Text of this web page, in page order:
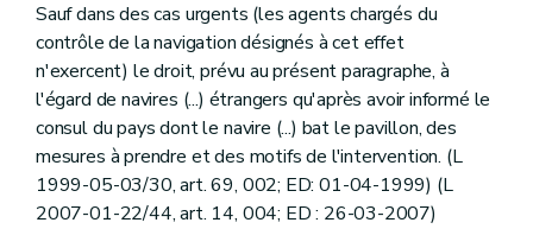
Sauf dans des cas urgents (les agents chargés du
contrôle de la navigation désignés à cet effet
n'exercent) le droit, prévu au présent paragraphe, à
l'égard de navires (...) étrangers qu'après avoir informé le
consul du pays dont le navire (...) bat le pavillon, des
mesures à prendre et des motifs de l'intervention. (L
1999-05-03/30, art. 69, 002; ED: 01-04-1999) (L
2007-01-22/44, art. 14, 004; ED : 26-03-2007)